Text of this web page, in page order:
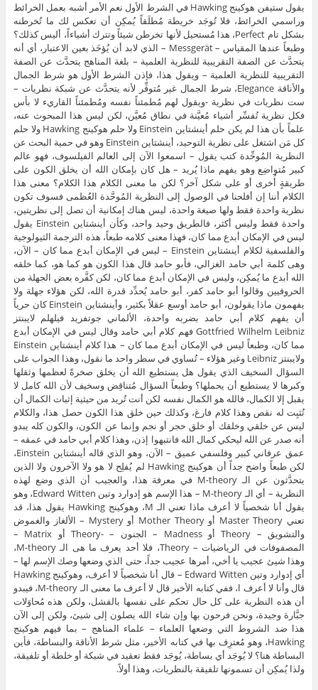
يقول ستيفن هوكينج Hawking في الشرط الأول نعم الأمر أشبه بعمل الخرائط
وراسمي الخرائط، فلا تُوجَد خريطة مُطلَقاً يُمكِن أن تعكس لك ما تُخرطنه
بشكل تام Perfect، هذا مُستحيل لأنها تخرطن شيئاً وتترك أشياءاً، أليس كذلك؟
وطبعاً عندها المقياس – Messgerät – الذي لابد أن يُؤخَذ بعين الاعتبار، أي أنه
يتحدَّث عن الصفة التقريبية للنظرية العلمية – بلغة المناهج يتحدَّث عن الصفة
التقريبية للنظرية العلمية – ويقول هذا، فإذن الشرط الأول هو شرط الجمال
والأناقة Elegance، شرط الجمال غير مُتوفِّر لأنه يتحدَّث عن شبكة نظريات –
ست نظريات في نظرية -ويقول لهم مُطمئناً نفسه ومُطمئناً القاريء لا بأس
فكل نظرية تُفسِّر أشياء مُعيَّنة في نطاق مُعيَّن، لكن ليس هذا المبحوث عنه،
علماً بأن هذا لم يكن حلم أينشتاين Einstein ولا حلم هوكينج Hawking ولا حلم
كل مَن اشتغل على نظرية التوحيد، أينشتاين Einstein وهو في حمية البحث عن
النظرية المُوحِّدة كتب يقول – اسمعوا الآن إلى العالم الفيلسوف، فهو عالم
كبير مُتواضِع وهو يفهم ماذا يُريد – هل كان بإمكان الله أن يخلق الكون على
طريقةٍ أُخرى أو على شكل آخر؟ لكن ما معنى الكلام هذا الكلام؟ معنى هذا
الكلام أننا إن أفلحنا في الوصول إلى النظرية المُوحَّدة العُظمى فسوف تكون
نظرية واحدة فقط ولها صيغة واحدة، ليس هناك إمكانية أن تصل إلى نظريتين،
واحدة فقط وليس أكثر، فالطريق وحيد واحد، وكأن أينشتاين Einstein يقول
ليس في الإمكان أبدع مما كان، فهذا معنى كلامه طبعاً، هذه الترجمة الثيولوجية
والفلسفية لكلام أينشتاين Einstein – ليس في الإمكان أبدع مما كان – الآن،
وهى كلمة أبي حامد الغزالي، فأبو حامد قال هذا الكون هو كما هو، كما خلقه
الله أبدع ما يُمكِن، وليس في الإمكان أبدع مما كان، لكن كفَّره بعض الجهلة من
الحروفيين وقالوا أبو حامد كفر، أبو حامد يُحدِّد قدرة الله، لكن هؤلاء جهلة ولا
يفهمون ماذا يقولون، أبو حامد أوسع عقلاً بكثير، وأينشتاين Einstein كان حرياً
أن يفهم كلام أبي حامد بضربه واحدة، الألماني جوتفريد فيلهلم لايبنتز
Gottfried Wilhelm Leibniz فهم كلام أبي حامد وقال ليس في الإمكان أبدع
مما كان، وطبعاً ليس في الإمكان أبدع مما كان – هذا كلام أينشتاين Einstein
ولايبنتز Leibniz وغير هؤلاء – تُساوي في سطر واحد ما نقول، وهذا الجواب على
السؤال السخيف الذي يقول هل يستطيع الله أن يخلق صخرةً لعظمها وثقلها
وكبرها لا يستطيع أن يحملها؟ وطبعاً السؤال مُتناقِض وسخيف لأن الله كامل لا
يقبل إلا الكمال، فالله هو الكمال نفسه لكن أنت تُريد من حيثية إثبات الكمال أن
تُثبِت له نقص وهذا كلام فارغ، وكذلك حين خلق هذا الكون حصل هذا، والكلام
ليس عن خلقي وخلقك أو خلق حجر أو نجم وإنما عن الكون، والكون كله يبدو
أنه صدر عن الله ليحكي كمال الله فانتبهوا إذن، وهذا كلام أبي حامد في عمقه –
عمق عرفاني كبير وفلسفي عميق – الآن، وهو الذي قاله أينشتاين Einstein،
لكن طبعاً واضح جداً أن هوكينج Hawking لم يُفلِح لا هو ولا الآخرون ولا الذين
يتحدَّثون عن الـ M-theory في معرفة هذا، والعجيب أن الذي وضع لهذه
النظرية – أي الـ M-theory – هذا الإسم هو إدوارد وتين Edward Witten، وهو
يقول أنا شخصياً لا أعرف ماذا تعني الـ M، وهوكينج Hawking يقول هذا، قد
تعني Master Theory أو Mother Theory أو Mystery – الألغاز والغموض
والتشويق – Theory أو Madness – الجنون – -Theory أو Matrix –
المصفوفات في الرياضيات – Theory، فلا أحد يعرف ما هى الـ M-theory،
وهذا شيئ عجيب يا أخي، أمرها عجيب جداً، حتى الذي وضعها وصك الإسم لها –
أي إدوارد وتين Edward Witten – قال أنا شخصياً لا أعرف، وهوكينج Hawking
قال وأنا لا أعرف ا، ففي كتابه الأخير قال لا أعرف ما معنى الـ M-theory، فيبدو
أن هذه النظرية على كل حال تحكم على نفسها بالفشل، ولكن هذه مُحاوَلات
جبَّارة وجيدة، ونحن فرحون بها وإن شاء الله يصلون إلى شيئ، ولكن إلى الآن
هذا ضد الشروط التي وضعها العلماء – علماء المناهج – بما فيهم هوكينج
Hawking، وهو مُعترِف بها في كتابه الأخير، مثل شرط الأناقة والبساطة، فأين
البساطة هنا؟ لا يُوجَد أي بساطة، يُوجَد فقط تعقيد في شبكة أو خلطة أو تلفيقة،
ولذا يُمكِن أن تسمونها تلفيقة بالنظريات، وهذا أولاً.